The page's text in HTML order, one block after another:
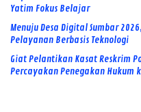
Yatim Fokus Belajar
Menuju Desa Digital Sumbar
Pelayanan Berbasis Teknologi
Giat Pelantikan Kasat Reskrim
Percayakan Penegakan Hukum